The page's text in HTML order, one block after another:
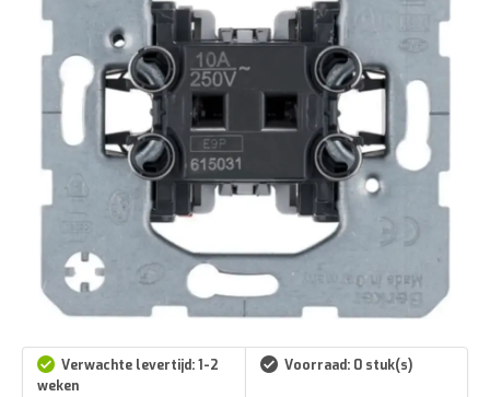
Verwachte levertijd: 1-2
weken
Voorraad: 0 stuk(s)